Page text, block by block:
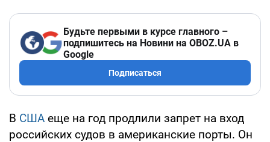
Будьте первыми в курсе главного –
подпишитесь на Новини на OBOZ.UA в
Google
Подписаться
В США еще на год продлили запрет на вход
российских судов в американские порты. Он